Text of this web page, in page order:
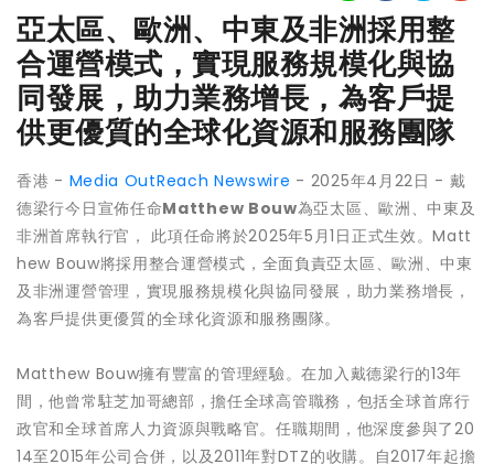
亞太區、歐洲、中東及非洲採用整
合運營模式，實現服務規模化與協
同發展，助力業務增長，為客戶提
供更優質的全球化資源和服務團隊
香港 - Media OutReach Newswire - 2025年4月22日 - 戴
德梁行今日宣佈任命Matthew Bouw為亞太區、歐洲、中東及
非洲首席執行官， 此項任命將於2025年5月1日正式生效。Matt
hew Bouw將採用整合運營模式，全面負責亞太區、歐洲、中東
及非洲運營管理，實現服務規模化與協同發展，助力業務增長，
為客戶提供更優質的全球化資源和服務團隊。
Matthew Bouw擁有豐富的管理經驗。在加入戴德梁行的13年
間，他曾常駐芝加哥總部，擔任全球高管職務，包括全球首席行
政官和全球首席人力資源與戰略官。任職期間，他深度參與了20
14至2015年公司合併，以及2011年對DTZ的收購。自2017年起擔